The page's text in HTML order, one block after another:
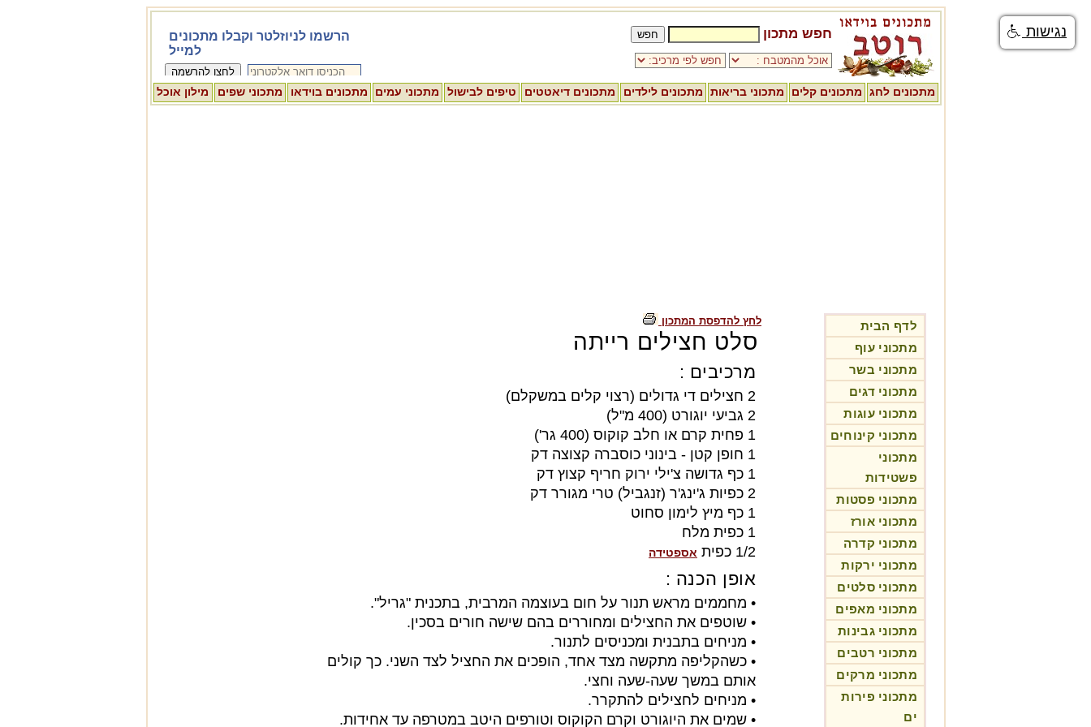
חפש מתכון
מתכונים לחג מתכונים קלים מתכוני בריאות מתכונים לילדים מתכונים דיאטטים טיפים לבישול מתכוני עמים מתכונים בוידאו מתכוני שפים מילון אוכל
לדף הבית
מתכוני עוף
מתכוני בשר
מתכוני דגים
מתכוני עוגות
מתכוני קינוחים
מתכוני
פשטידות
מתכוני פסטות
מתכוני אורז
מתכוני קדרה
מתכוני ירקות
מתכוני סלטים
מתכוני מאפים
מתכוני גבינות
מתכוני רטבים
מתכוני מרקים
מתכוני פירות
ים
לחץ להדפסת המתכון
סלט חצילים רייתה
מרכיבים :
2 חצילים די גדולים (רצוי קלים במשקלם)
2 גביעי יוגורט (400 מ"ל)
1 פחית קרם או חלב קוקוס (400 גר')
1 חופן קטן - בינוני כוסברה קצוצה דק
1 כף גדושה צ'ילי ירוק חריף קצוץ דק
2 כפיות ג'ינג'ר (זנגביל) טרי מגורר דק
1 כף מיץ לימון סחוט
1 כפית מלח
1/2 כפית
אספטידה
אופן הכנה :
• מחממים מראש תנור על חום בעוצמה המרבית, בתכנית "גריל".
• שוטפים את החצילים ומחוררים בהם שישה חורים בסכין.
• מניחים בתבנית ומכניסים לתנור.
• כשהקליפה מתקשה מצד אחד, הופכים את החציל לצד השני. כך קולים
אותם במשך שעה-שעה וחצי.
• מניחים לחצילים להתקרר.
• שמים את היוגורט וקרם הקוקוס וטורפים היטב במטרפה עד אחידות.
נגישות